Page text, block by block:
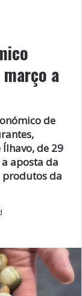
a
de
de 29
aposta da
produtos da